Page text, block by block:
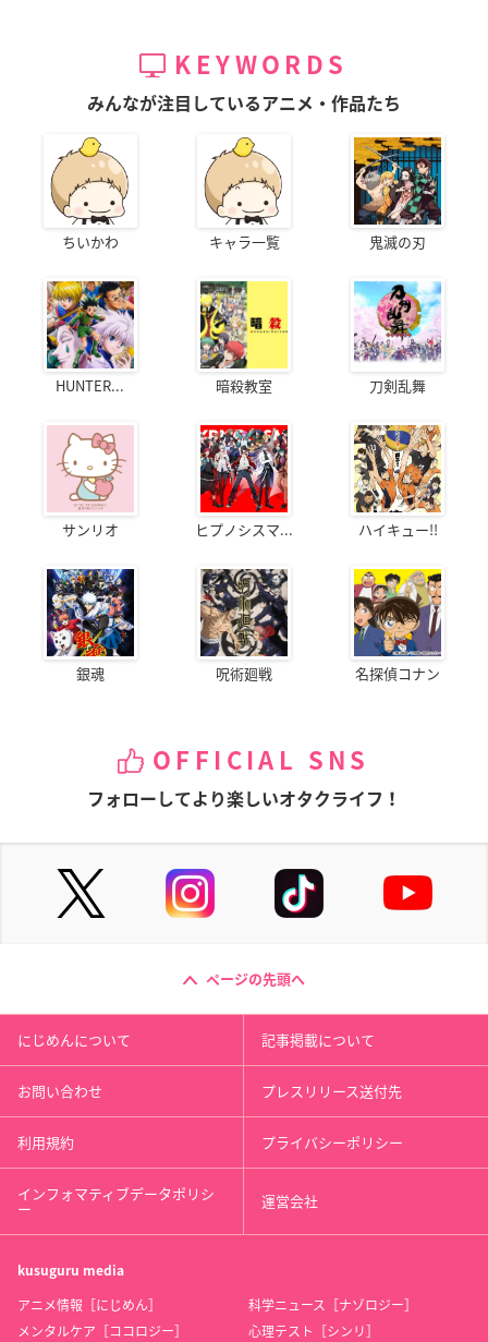
KEYWORDS
みんなが注目しているアニメ・作品たち
ちいかわ キャラ一覧 鬼滅の刃
HUNTER... 暗殺教室 刀剣乱舞
サンリオ ヒプノシスマ... ハイキュー!!
銀魂 呪術廻戦 名探偵コナン
OFFICIAL SNS
フォローしてより楽しいオタクライフ！
ページの先頭へ
にじめんについて 記事掲載について
お問い合わせ プレスリリース送付先
利用規約 プライバシーポリシー
インフォマティブデータポリシ
ー 運営会社
kusuguru media
アニメ情報［にじめん］
科学ニュース［ナゾロジー］
メンタルケア［ココロジー］
心理テスト［シンリ］